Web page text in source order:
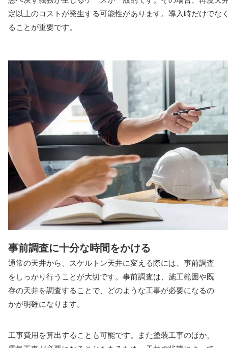
定以上のコストが発生する可能性があります。導入時だけでな
ることが重要です。
事前調査に十分な時間をかける
通常の天井から、スケルトン天井に変える際には、事前調査
をしっかり行うことが大切です。事前調査は、施工範囲や既
存の天井を調査することで、どのような工事が必要になるの
かが明確になります。
工事費用を算出することも可能です。また塗装工事のほか、